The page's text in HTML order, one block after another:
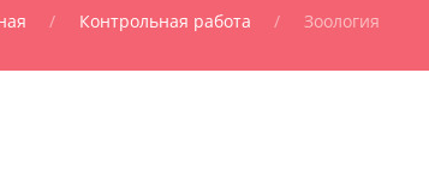
Контрольная работа Зоология